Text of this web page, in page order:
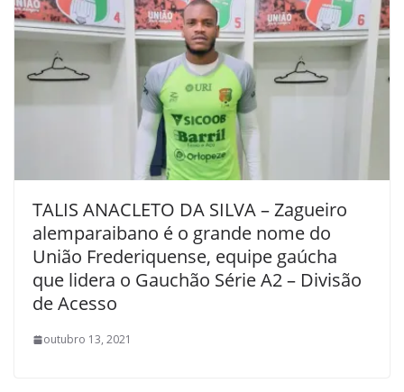
TALIS ANACLETO DA SILVA – Zagueiro
alemparaibano é o grande nome do
União Frederiquense, equipe gaúcha
que lidera o Gauchão Série A2 – Divisão
de Acesso
outubro 13, 2021